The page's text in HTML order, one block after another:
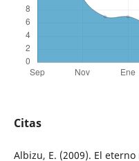
Citas
Albizu, E. (2009). El